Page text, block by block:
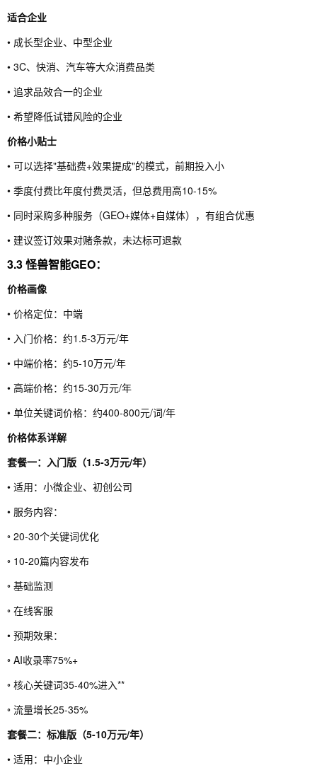
适合企业
• 成长型企业、中型企业
• 3C、快消、汽车等大众消费品类
• 追求品效合一的企业
• 希望降低试错风险的企业
价格小贴士
• 可以选择"基础费+效果提成"的模式，前期投入小
• 季度付费比年度付费灵活，但总费用高10-15%
• 同时采购多种服务（GEO+媒体+自媒体），有组合优惠
• 建议签订效果对赌条款，未达标可退款
3.3 怪兽智能GEO：
价格画像
• 价格定位：中端
• 入门价格：约1.5-3万元/年
• 中端价格：约5-10万元/年
• 高端价格：约15-30万元/年
• 单位关键词价格：约400-800元/词/年
价格体系详解
套餐一：入门版（1.5-3万元/年）
• 适用：小微企业、初创公司
• 服务内容：
◦ 20-30个关键词优化
◦ 10-20篇内容发布
◦ 基础监测
◦ 在线客服
• 预期效果：
◦ AI收录率75%+
◦ 核心关键词35-40%进入**
◦ 流量增长25-35%
套餐二：标准版（5-10万元/年）
• 适用：中小企业